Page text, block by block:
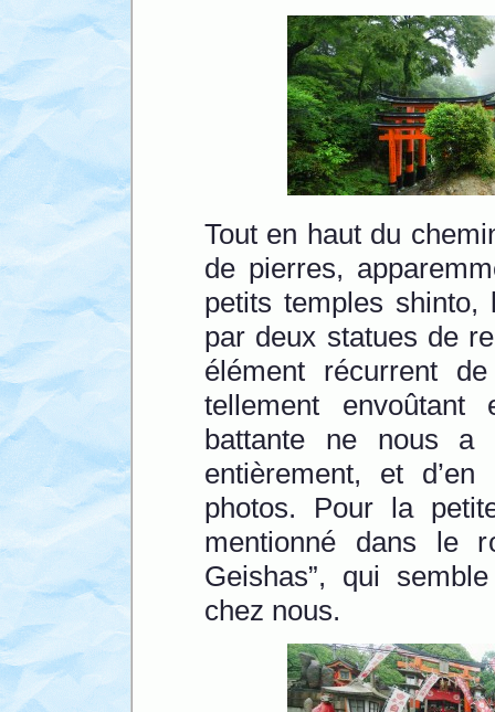
Tout en haut du
de pierres,
petits temples shinto,
par deux statues de
élément récurrent
tellement
battante ne nous a
entièrement, et
photos. Pour la
mentionné dans le
Geishas”, qui
chez nous.